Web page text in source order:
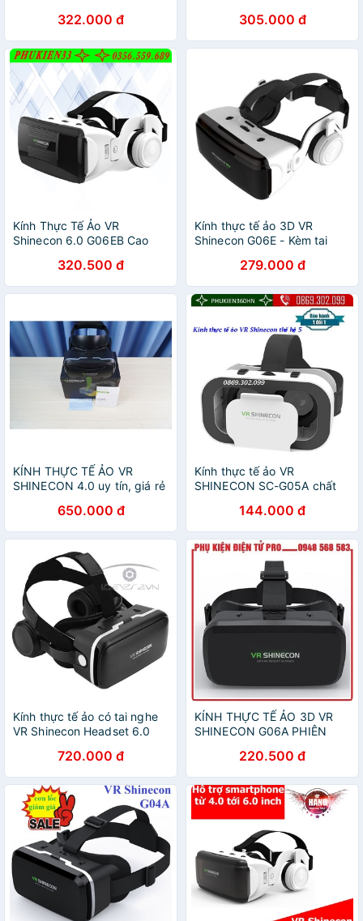
322.000 đ 305.000 đ
Kính Thực Tế Ảo VR
Shinecon 6.0 G06EB Cao
320.500 đ
Kính thực tế ảo 3D VR
Shinecon G06E - Kèm tai
279.000 đ
KÍNH THỰC TẾ ẢO VR
SHINECON 4.0 uy tín, giá rẻ
650.000 đ
Kính thực tế ảo VR
SHINECON SC-G05A chất
144.000 đ
Kính thực tế ảo có tai nghe
VR Shinecon Headset 6.0
720.000 đ
KÍNH THỰC TẾ ẢO 3D VR
SHINECON G06A PHIÊN
220.500 đ